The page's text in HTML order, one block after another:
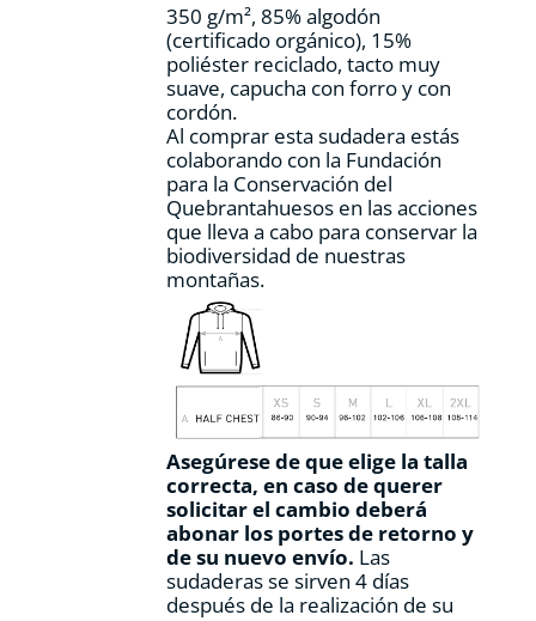
página
de
producto
350 g/m², 85% algodón
(certificado orgánico), 15%
poliéster reciclado, tacto muy
suave, capucha con forro y con
cordón.
Al comprar esta sudadera estás
colaborando con la Fundación
para la Conservación del
Quebrantahuesos en las acciones
que lleva a cabo para conservar la
biodiversidad de nuestras
montañas.
Asegúrese de que elige la talla
correcta, en caso de querer
solicitar el cambio deberá
abonar los portes de retorno y
de su nuevo envío. Las
sudaderas se sirven 4 días
después de la realización de su